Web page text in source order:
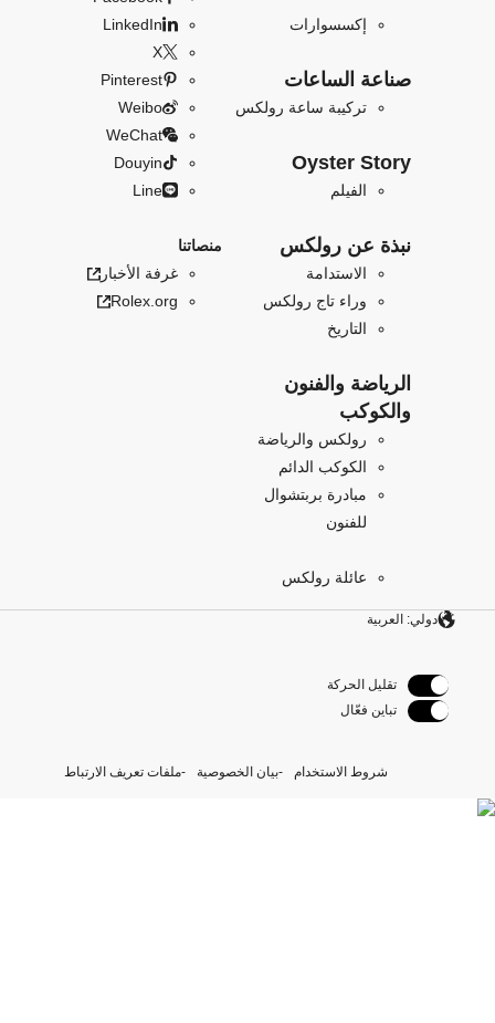
إكسسوارات
صناعة الساعات
تركيبة ساعة رولكس
Oyster Story
الفيلم
نبذة عن رولكس
الاستدامة
وراء تاج رولكس
التاريخ
الرياضة والفنون
والكوكب
رولكس والرياضة
الكوكب الدائم
مبادرة بربتشوال
للفنون
عائلة رولكس
LinkedIn
X
Pinterest
Weibo
WeChat
Douyin
Line
منصاتنا
غرفة الأخبار
Rolex.org
دولي: العربية
تقليل الحركة
تباين فعّال
شروط الاستخدام بيان الخصوصية ملفات تعريف الارتباط